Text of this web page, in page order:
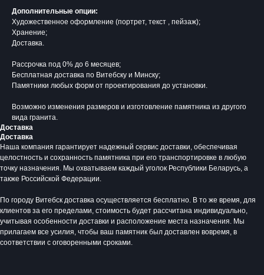
Дополнительные опции:
Художественное оформление (портрет, текст , пейзаж);
Хранение;
Доставка.
Рассрочка под 0% до 6 месяцев;
Бесплатная доставка по Витебску и Минску;
Памятники любых форм от проектирования до установки.
Возможно изменения размеров и изготовление памятника из другого
вида гранита.
Доставка
Доставка
Наша компания гарантирует надежный сервис доставки, обеспечивая
целостность и сохранность памятника при его транспортировке в любую
точку назначения. Мы охватываем каждый уголок Республики Беларусь, а
также Российской Федерации.
По городу Витебск доставка осуществляется бесплатно. В то же время, для
клиентов за его пределами, стоимость будет рассчитана индивидуально,
учитывая особенности доставки и расположение места назначения. Мы
прилагаем все усилия, чтобы ваш памятник был доставлен вовремя, в
соответствии с оговоренными сроками.
Время работы:
Вторник - Суббота:
Воскресенье: Выходной
Понедельник: Выходной
Производство мемориальной продукции
любой сложности без посредников